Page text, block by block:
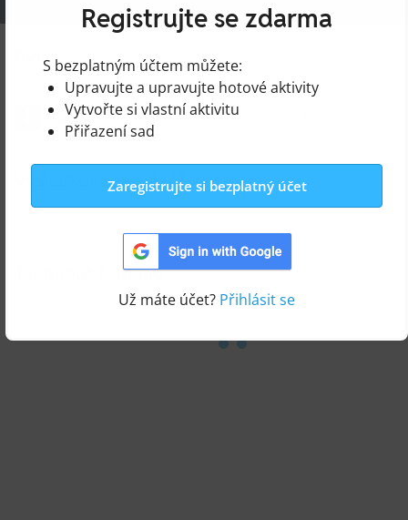
Food
Olgawiy
Upravit obsah
Výsledková tabule/Žebříček
Přepnout šablonu
Registrujte se zdarma
S bezplatným účtem můžete:
Upravujte a upravujte hotové aktivity
Vytvořte si vlastní aktivitu
Přiřazení sad
Zaregistrujte si bezplatný účet
Už máte účet? Přihlásit se